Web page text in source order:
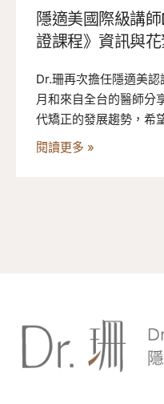
隱適美國際級講
證課程》資訊與花
Dr.珊再次擔任隱適美
月和來自全台的醫師分
代矯正的發展趨勢，希
作完整度更高，為患者
閱讀更多 »